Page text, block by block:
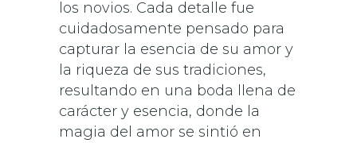
los novios. Cada detalle fue
cuidadosamente pensado para
capturar la esencia de su amor y
la riqueza de sus tradiciones,
resultando en una boda llena de
carácter y esencia, donde la
magia del amor se sintió en